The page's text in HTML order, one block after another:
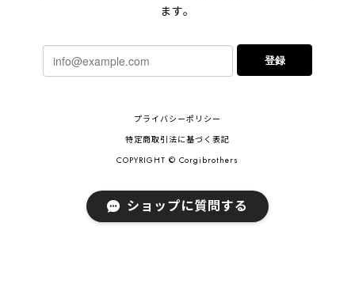
【 柴犬 毛色3色】マグカップ お家用 プレゼント コーギーブラザーズ 犬 うちの子
2024/02/10
した！とても早い対応でありがとうございました。 プ
レゼント用だったけど自分用にも買いたいと思います。
ありがとうございました！！！
ます。
登録
プライバシーポリシー
特定商取引法に基づく表記
COPYRIGHT © Corgibrothers
ショップに質問する